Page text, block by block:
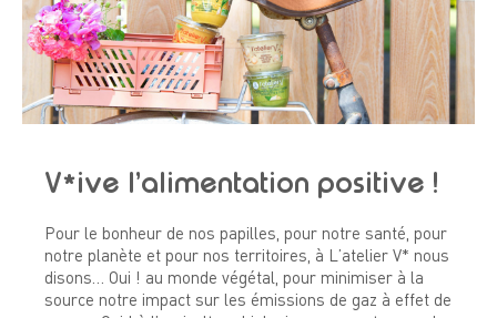
V*ive l’alimentation positive !
Pour le bonheur de nos papilles, pour notre santé, pour
notre planète et pour nos territoires, à L’atelier V* nous
disons… Oui ! au monde végétal, pour minimiser à la
source notre impact sur les émissions de gaz à effet de